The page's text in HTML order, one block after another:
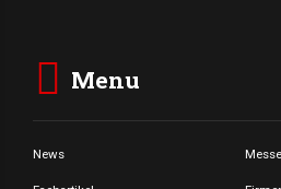
Menu
News